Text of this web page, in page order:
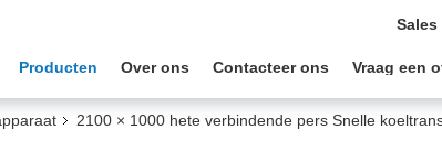
Producten Over ons Contacteer ons Vraag een
2100 × 1000 hete verbindende pers Snelle